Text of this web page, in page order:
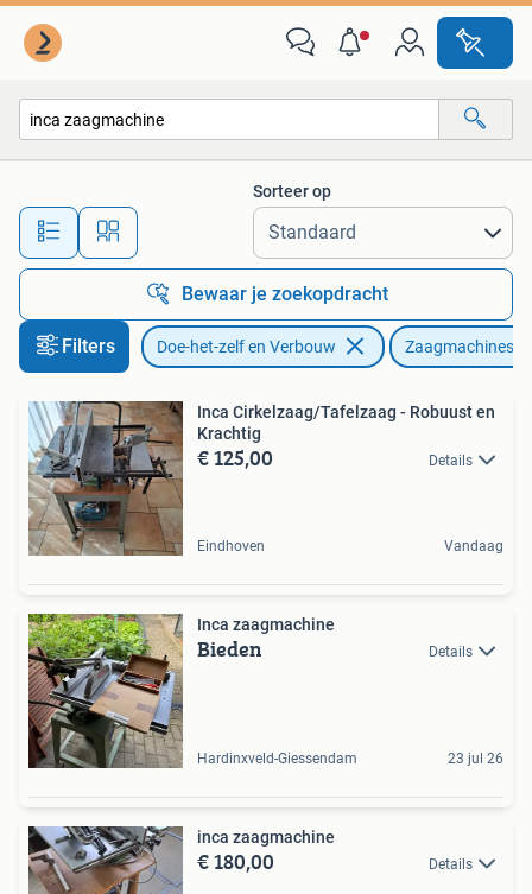
Alle afstanden…
Sorteer op
Bewaar je zoekopdracht
Filters Doe-het-zelf en Verbouw Zaagmachines
Inca Cirkelzaag/Tafelzaag - Robuust en
Krachtig
€ 125,00 Details
Eindhoven Vandaag
Inca zaagmachine
Bieden Details
Hardinxveld-Giessendam 23 jul 26
inca zaagmachine
€ 180,00 Details